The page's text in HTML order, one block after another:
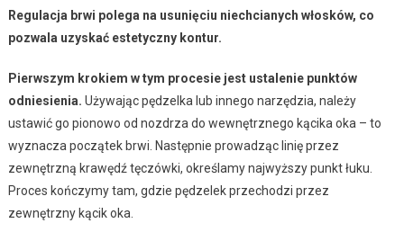
Regulacja brwi polega na usunięciu niechcianych włosków, co
pozwala uzyskać estetyczny kontur.
Pierwszym krokiem w tym procesie jest ustalenie punktów
odniesienia. Używając pędzelka lub innego narzędzia, należy
ustawić go pionowo od nozdrza do wewnętrznego kącika oka – to
wyznacza początek brwi. Następnie prowadząc linię przez
zewnętrzną krawędź tęczówki, określamy najwyższy punkt łuku.
Proces kończymy tam, gdzie pędzelek przechodzi przez
zewnętrzny kącik oka.